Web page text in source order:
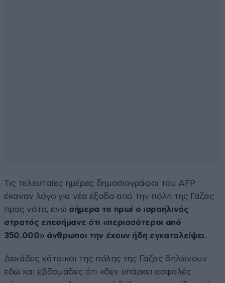
Τις τελευταίες ημέρες δημοσιογράφοι του AFP
έκαναν λόγο για νέα έξοδο από την πόλη της Γάζας
προς νότο, ενώ σήμερα το πρωί ο ισραηλινός
στρατός επεσήμανε ότι «περισσότεροι από
350.000» άνθρωποι την έχουν ήδη εγκαταλείψει.
Δεκάδες κάτοικοι της πόλης της Γάζας δηλώνουν
εδώ και εβδομάδες ότι «δεν υπάρχει ασφαλές